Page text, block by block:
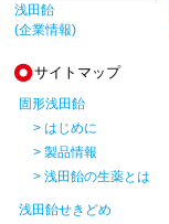
浅田飴
(企業情報)
サイトマップ
固形浅田飴
> はじめに
> 製品情報
> 浅田飴の生薬とは
浅田飴せきどめ